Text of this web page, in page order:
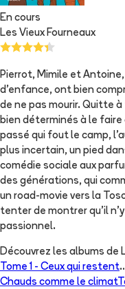
En cours
Les Vieux Fourneaux
Pierrot, Mimile et
d'enfance, ont bien
de ne pas mourir. Quitte
bien déterminés à le faire
passé qui fout le camp,
plus incertain, un pied
comédie sociale aux
des générations, qui
un road-movie vers la
tenter de montrer qu'il
passionnel.
Découvrez les albums de
Tome 1 - Ceux qui restent
Chauds comme le climat